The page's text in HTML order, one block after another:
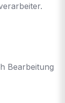
Bearbeitung